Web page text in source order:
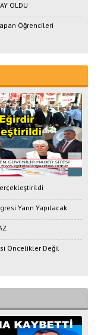
OLDU
Öğrencileri
Yarın Yapılacak
Öncelikler Değil